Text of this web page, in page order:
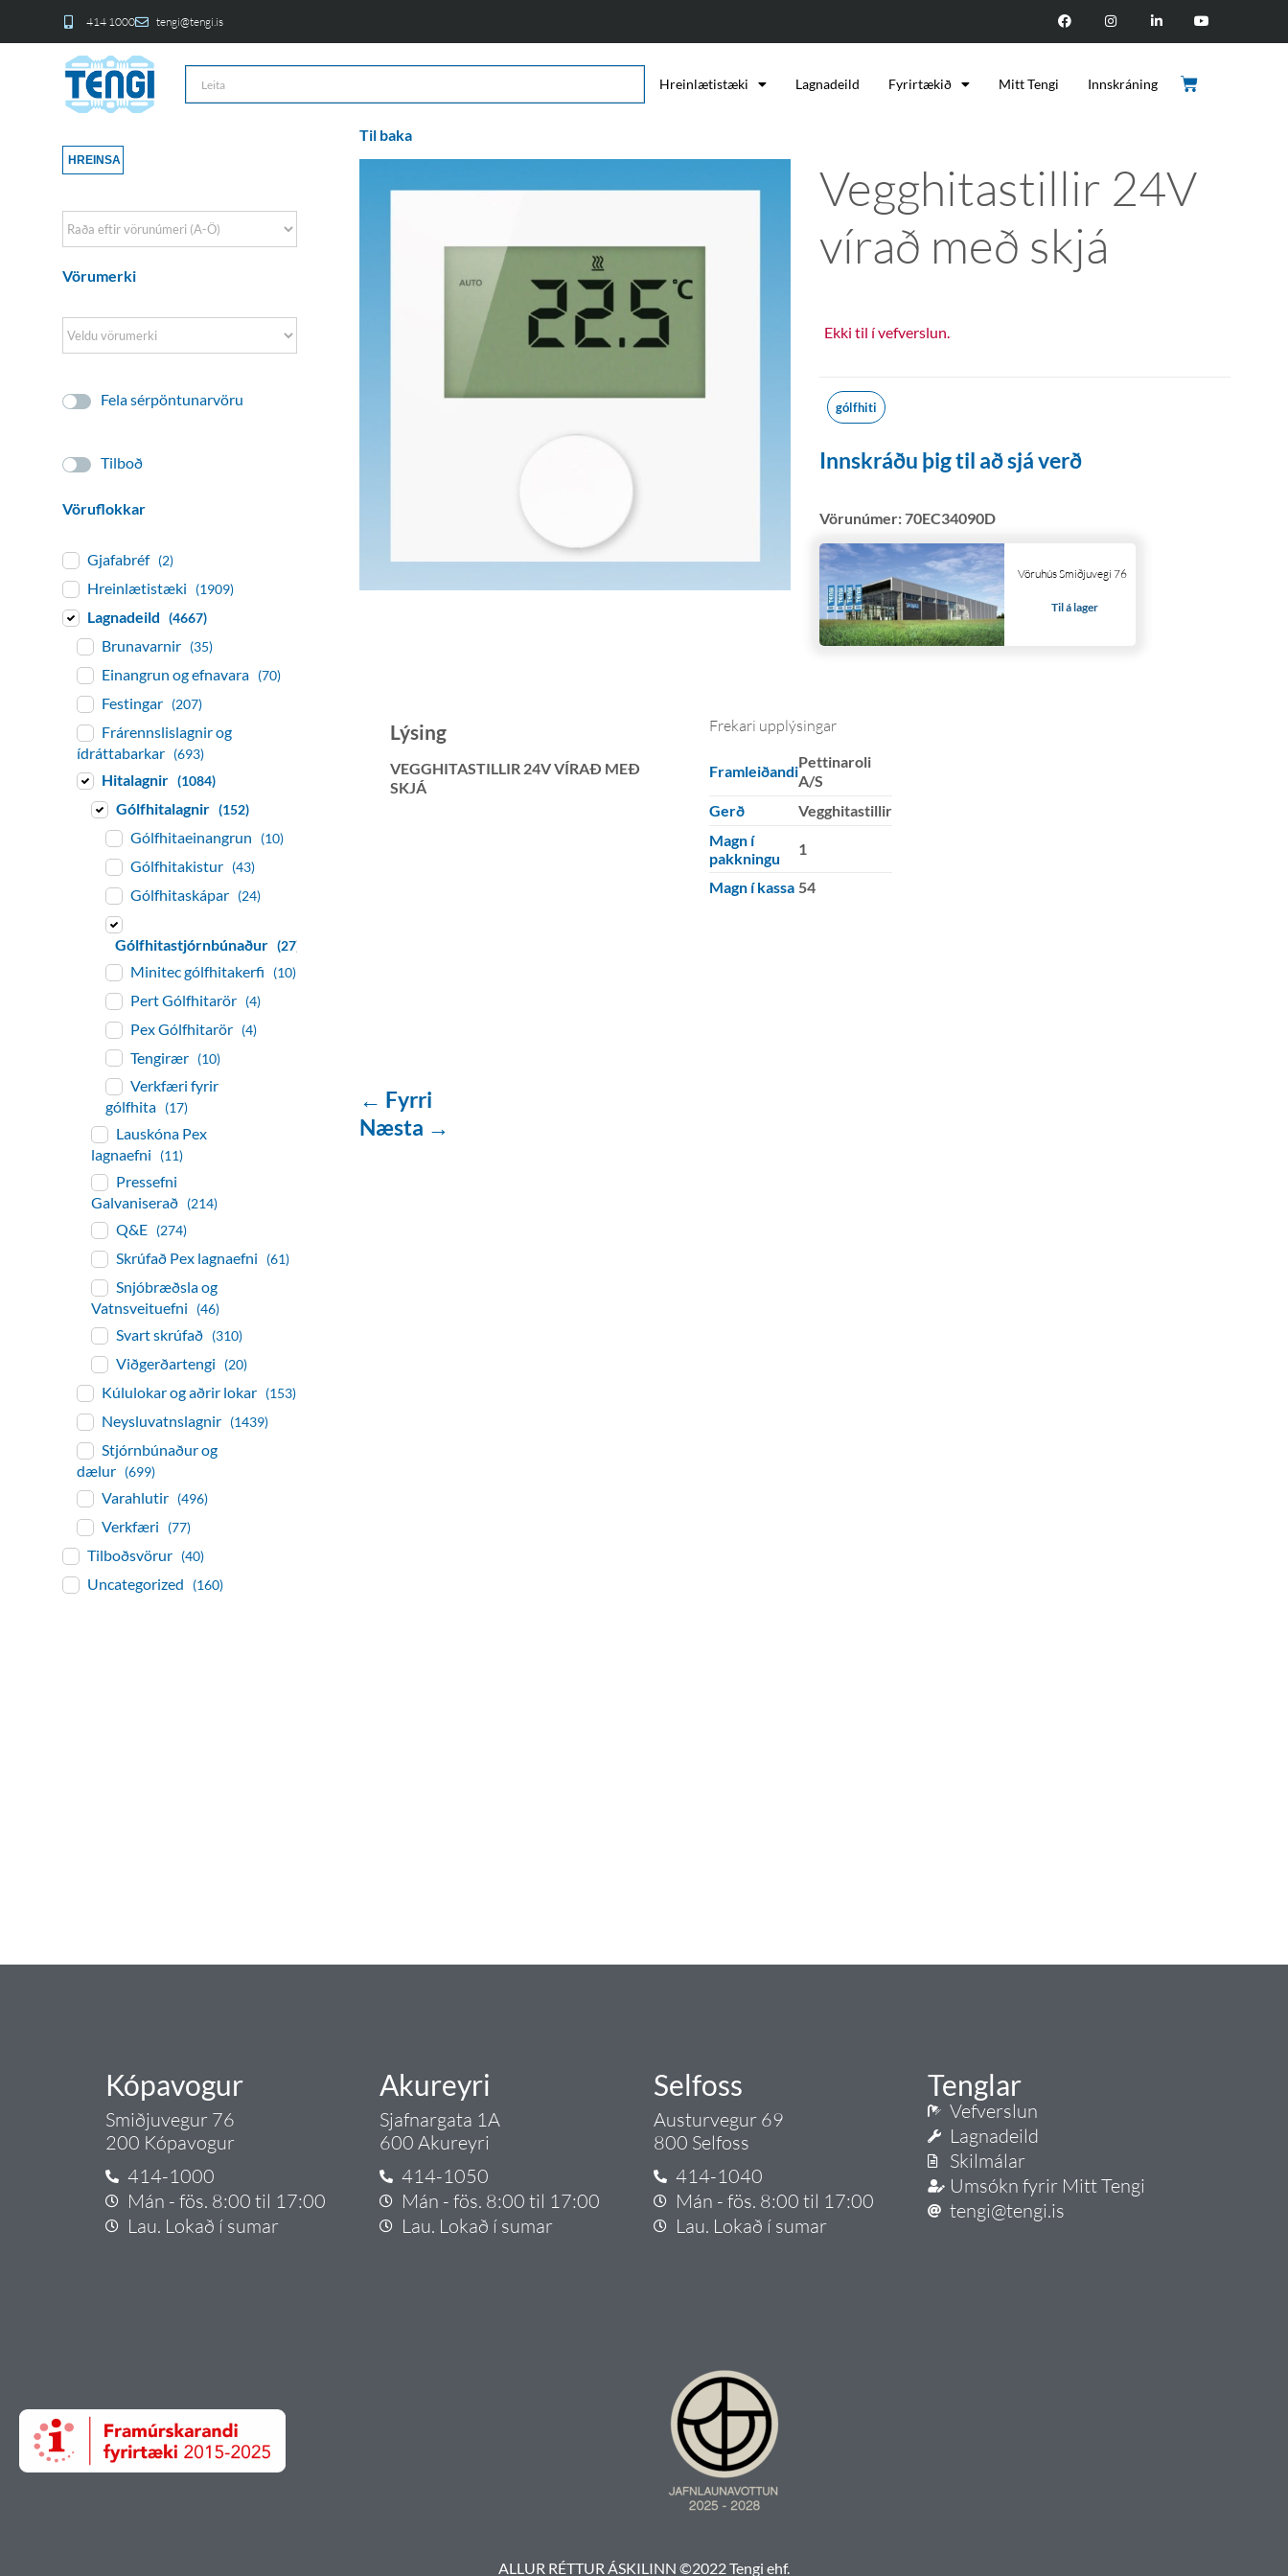
414 1000 tengi@tengi.is
Hreinlætistæki Lagnadeild Fyrirtækið Mitt Tengi Innskráning
Til baka
Vegghitastillir 24V
vírað með skjá
Ekki til í vefverslun.
gólfhiti
Innskráðu þig til að sjá verð
Vörunúmer:70EC34090D
Vöruhús Smiðjuvegi 76
Til á lager
Lýsing
VEGGHITASTILLIR 24V VÍRAÐ MEÐ
SKJÁ
Frekari upplýsingar
Framleiðandi
Pettinaroli
A/S
Gerð
Vegghitastillir
Magn í
pakkningu
1
Magn í kassa 54
← Fyrri
Næsta →
HREINSA
Sort Products
Vörumerki
Fela sérpöntunarvöru
Tilboð
Vöruflokkar
Gjafabréf (2)
Hreinlætistæki (1909)
Lagnadeild (4667)
Brunavarnir (35)
Einangrun og efnavara (70)
Festingar (207)
Frárennslislagnir og
ídráttabarkar (693)
Hitalagnir (1084)
Gólfhitalagnir (152)
Gólfhitaeinangrun (10)
Gólfhitakistur (43)
Gólfhitaskápar (24)
Gólfhitastjórnbúnaður (27)
Minitec gólfhitakerfi (10)
Pert Gólfhitarör (4)
Pex Gólfhitarör (4)
Tengirær (10)
Verkfæri fyrir
gólfhita (17)
Lauskóna Pex
lagnaefni
(11)
Pressefni
Galvaniserað (214)
Q&E (274)
Skrúfað Pex lagnaefni (61)
Snjóbræðsla og
Vatnsveituefni
(46)
Svart skrúfað (310)
Viðgerðartengi (20)
Kúlulokar og aðrir lokar (153)
Neysluvatnslagnir (1439)
Stjórnbúnaður og
dælur (699)
Varahlutir (496)
Verkfæri (77)
Tilboðsvörur (40)
Uncategorized (160)
Kópavogur
Smiðjuvegur 76
200 Kópavogur
414-1000
Mán - fös. 8:00 til 17:00
Lau. Lokað í sumar
Akureyri
Sjafnargata 1A
600 Akureyri
414-1050
Mán - fös. 8:00 til 17:00
Lau. Lokað í sumar
Selfoss
Austurvegur 69
800 Selfoss
414-1040
Mán - fös. 8:00 til 17:00
Lau. Lokað í sumar
Tenglar
Vefverslun
Lagnadeild
Skilmálar
Umsókn fyrir Mitt Tengi
tengi@tengi.is
ALLUR RÉTTUR ÁSKILINN ©2022 Tengi ehf.